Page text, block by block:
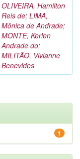
OLIVEIRA, Hamilton
Reis de; LIMA,
Mônica de Andrade;
MONTE, Kerlen
Andrade do;
MILITÃO, Vivianne
Benevides
1